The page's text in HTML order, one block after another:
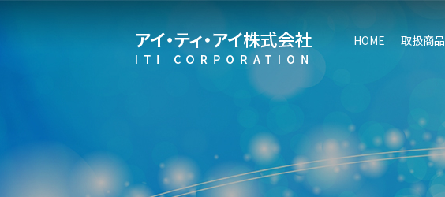
HOME 取扱商品